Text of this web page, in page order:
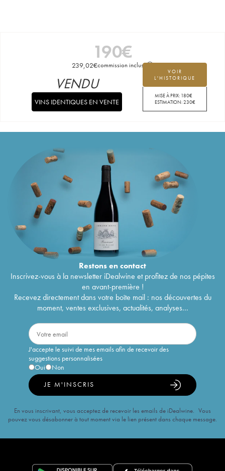
190€
239,02€commission incluse
VOIR
L'HISTORIQUE
MISE À PRIX: 180€
ESTIMATION:230€
VENDU
VINS IDENTIQUES EN VENTE
Restons encontact
Inscrivez-vous à la newsletter iDealwine et profitez de nos pépites
en avant-première !
Recevez directement dans votre boîte mail : nos découvertes du
moment, ventes exclusives, actualités, analyses...
J'accepte le suivi de mes emails afin de recevoir des
suggestions personnalisées
Oui
Non
JE M'INSCRIS
En vous inscrivant, vous acceptez de recevoir les emails de iDealwine. Vous
pouvez vous désabonner à tout moment via le lien présent dans chaque message.